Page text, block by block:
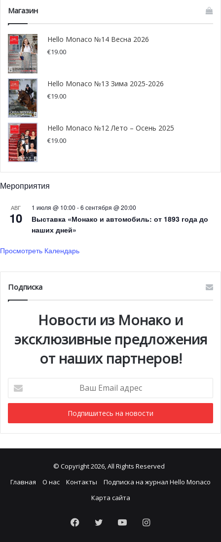
© Eric Mathon – Palais Princier
Магазин
Hello Monaco №14 Весна 2026
€19.00
Hello Monaco №13 Зима 2025-2026
€19.00
Hello Monaco №12 Лето – Осень 2025
€19.00
Мероприятия
АВГ
10
1 июля @ 10:00 -6 сентября @ 20:00
Выставка «Монако и автомобиль: от 1893 года до
наших дней»
Просмотреть Календарь
Подписка
Новости из Монако и
эксклюзивные предложения
от наших партнеров!
Email
адрес
© Copyright 2026, All Rights Reserved
Главная
О нас Контакты
Подписка на журнал Hello Monaco
Карта сайта
Facebook
TwitterYouTubeInstagram